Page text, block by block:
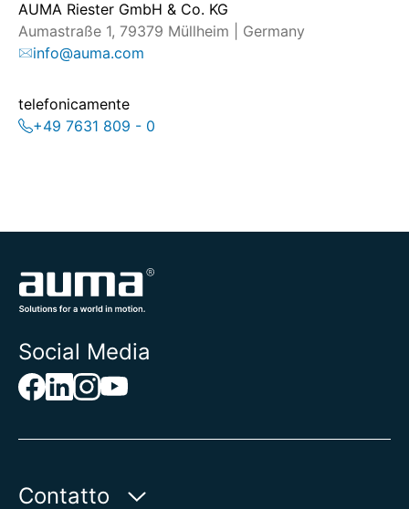
AUMA Riester GmbH & Co. KG
Aumastraße 1, 79379 Müllheim | Germany
info@auma.com
telefonicamente
+49 7631 809 - 0
Social Media
Contatto